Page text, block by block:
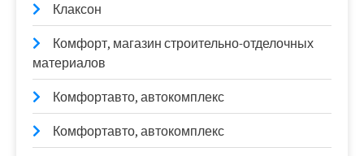
Клаксон
Комфорт, магазин строительно-отделочных
материалов
Комфортавто, автокомплекс
Комфортавто, автокомплекс